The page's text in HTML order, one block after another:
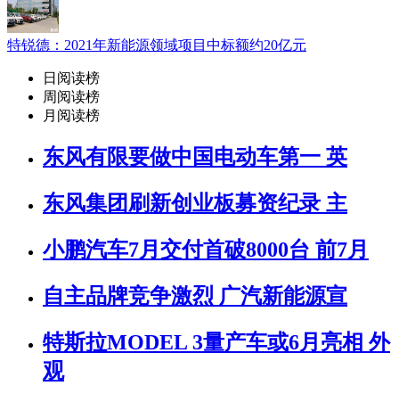
特锐德：2021年新能源领域项目中标额约20亿元
日阅读榜
周阅读榜
月阅读榜
东风有限要做中国电动车第一 英
东风集团刷新创业板募资纪录 主
小鹏汽车7月交付首破8000台 前7月
自主品牌竞争激烈 广汽新能源宣
特斯拉MODEL 3量产车或6月亮相 外
观